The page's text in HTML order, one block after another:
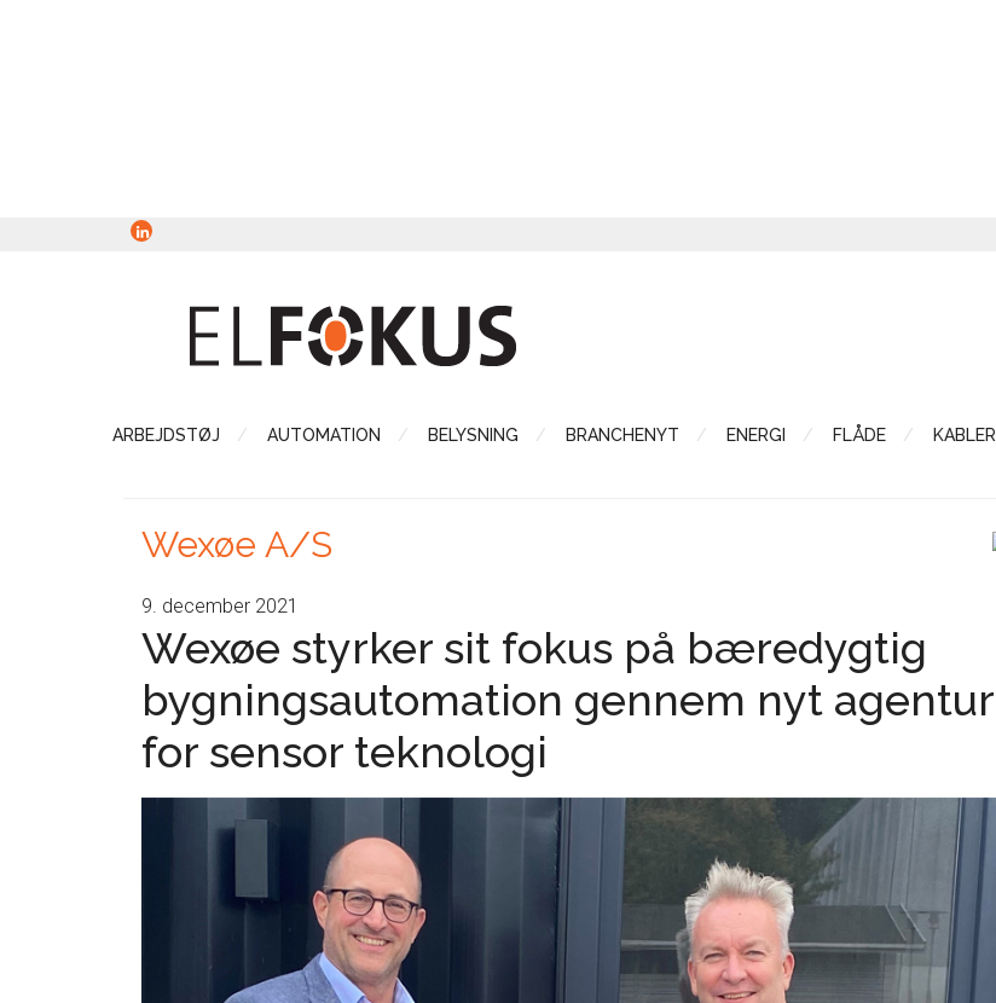
ARBEJDSTØJ AUTOMATION BELYSNING BRANCHENYT ENERGI FLÅDE KABLER
Wexøe A/S
9. december 2021
Wexøe styrker sit fokus på bæredygtig
bygningsautomation gennem nyt agentur
for sensor teknologi